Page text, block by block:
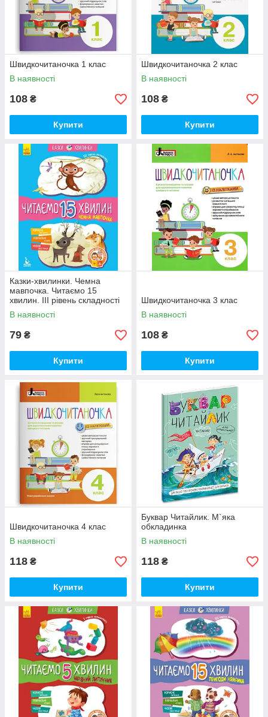
Швидкочитаночка 1 клас
В наявності
108 ₴
Купити
Швидкочитаночка 2 клас
В наявності
108 ₴
Купити
Казки-хвилинки. Чемна
мавпочка. Читаємо 15
хвилин. ІІІ рівень складності
В наявності
79 ₴
Купити
Швидкочитаночка 3 клас
В наявності
108 ₴
Купити
Швидкочитаночка 4 клас
В наявності
118 ₴
Купити
Буквар Читайлик. М`яка
обкладинка
В наявності
118 ₴
Купити